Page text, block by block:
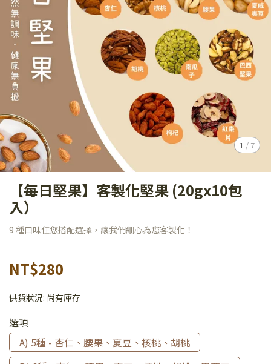
1 / 7
【每日堅果】客製化堅果 (20gx10包
入）
9 種口味任您搭配選擇，讓我們細心為您客製化！
NT$280
供貨狀況: 尚有庫存
選項
A) 5種 - 杏仁、腰果、夏豆、核桃、胡桃